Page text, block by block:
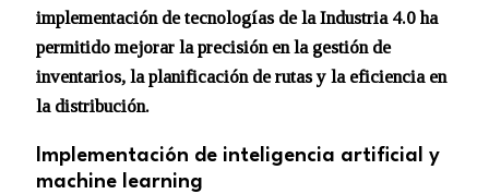
implementación de tecnologías de la Industria 4.0 ha
permitido mejorar la precisión en la gestión de
inventarios, la planificación de rutas y la eficiencia en
la distribución.
Implementación de inteligencia artificial y
machine learning